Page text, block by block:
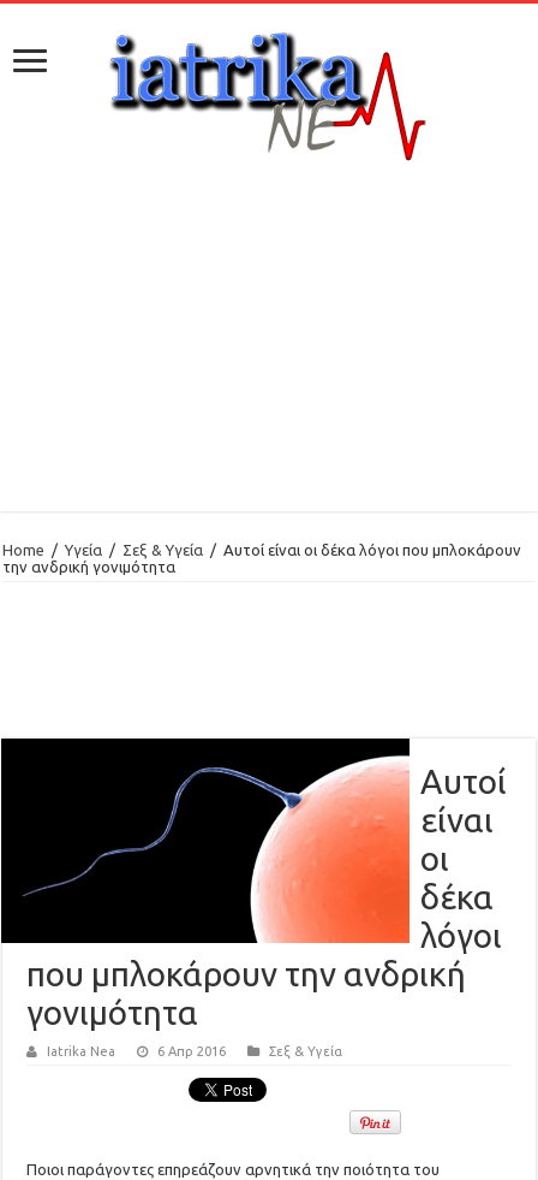
Home / Υγεία / Σεξ & Υγεία / Αυτοί είναι οι δέκα λόγοι που μπλοκάρουν
την ανδρική γονιμότητα
Αυτοί
είναι
οι
δέκα
λόγοι
που μπλοκάρουν την ανδρική
γονιμότητα
Iatrika Nea 6 Απρ 2016 Σεξ & Υγεία
Ποιοι παράγοντες επηρεάζουν αρνητικά την ποιότητα του